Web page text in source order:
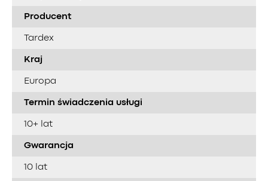
Producent
Tardex
Kraj
Europa
Termin świadczenia usługi
10+ lat
Gwarancja
10 lat